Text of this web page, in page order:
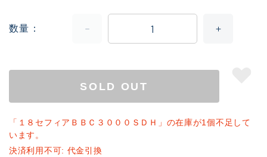
数量
SOLD OUT
「１８セフィアＢＢＣ３０００ＳＤＨ」の在庫が1個不足して
います。
決済利用不可: 代金引換